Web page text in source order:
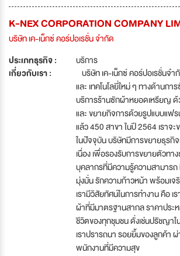
K-NEX CORPORATION COMPANY
บริษัท เค-เน็กซ์ คอร์ปอเรชั่น จำกัด
ประเภทธุรกิจ :
บริการ
เกี่ยวกับเรา :
บริษัท เค-เน็กซ์ คอร์ปอเรชั่นจ
และ เทคโนโลยี่ใหม่ ๆ ทางด้านก
บริการร้านซักผ้าหยอดเหรียญ ด้
และ ขยายกิจการด้วยรูปแบบแฟ
แล้ว 450 สาขา ในปี 2564 เราจ
ในปัจจุบัน บริษัทมีการขยายธุรกิ
เนื่อง เพื่อรองรับการขยายตัวทา
บุคลากรที่มีความรู้ความสามาร
มุ่งมั่น รักความก้าวหน้า พร้อมเจ
เรามีวิสัยทัศน์ในการทำงาน คือ
ผ้าที่มีมาตรฐานสากล ราคาประ
ชีวิตของทุกชุมชน ดั่งเช่นปรัชญาใ
เราปรารถนา รอยยิ้มของลูกค้า
พนักงานที่มีความสุข